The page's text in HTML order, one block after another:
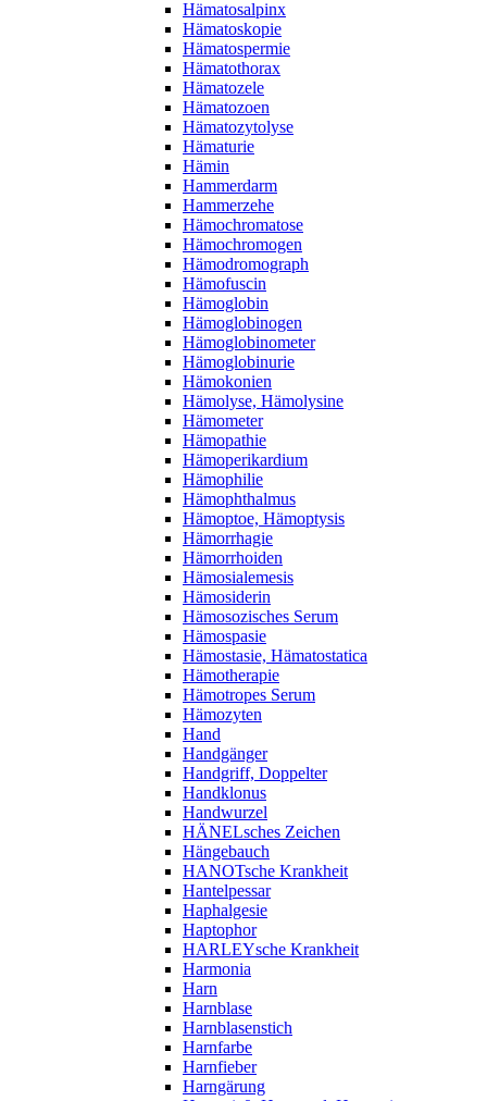
Hämatosalpinx
Hämatoskopie
Hämatospermie
Hämatothorax
Hämatozele
Hämatozoen
Hämatozytolyse
Hämaturie
Hämin
Hammerdarm
Hammerzehe
Hämochromatose
Hämochromogen
Hämodromograph
Hämofuscin
Hämoglobin
Hämoglobinogen
Hämoglobinometer
Hämoglobinurie
Hämokonien
Hämolyse, Hämolysine
Hämometer
Hämopathie
Hämoperikardium
Hämophilie
Hämophthalmus
Hämoptoe, Hämoptysis
Hämorrhagie
Hämorrhoiden
Hämosialemesis
Hämosiderin
Hämosozisches Serum
Hämospasie
Hämostasie, Hämatostatica
Hämotherapie
Hämotropes Serum
Hämozyten
Hand
Handgänger
Handgriff, Doppelter
Handklonus
Handwurzel
HÄNELsches Zeichen
Hängebauch
HANOTsche Krankheit
Hantelpessar
Haphalgesie
Haptophor
HARLEYsche Krankheit
Harmonia
Harn
Harnblase
Harnblasenstich
Harnfarbe
Harnfieber
Harngärung